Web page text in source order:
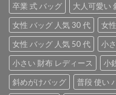
卒業 式 バッグ
大人可愛い
女性 バッグ 人気 30 代
女
女性 バッグ 人気 50 代
小
小さい 財布 レディース
小
斜めがけバッグ
普段 使い